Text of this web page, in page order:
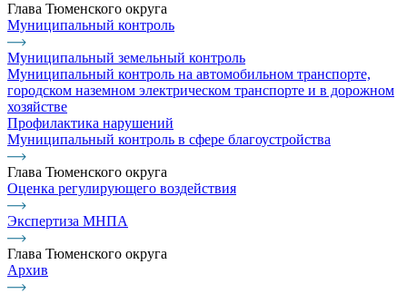
Глава Тюменского округа
Муниципальный контроль
Муниципальный земельный контроль
Муниципальный контроль на автомобильном транспорте,
городском наземном электрическом транспорте и в дорожном
хозяйстве
Профилактика нарушений
Муниципальный контроль в сфере благоустройства
Глава Тюменского округа
Оценка регулирующего воздействия
Экспертиза МНПА
Глава Тюменского округа
Архив